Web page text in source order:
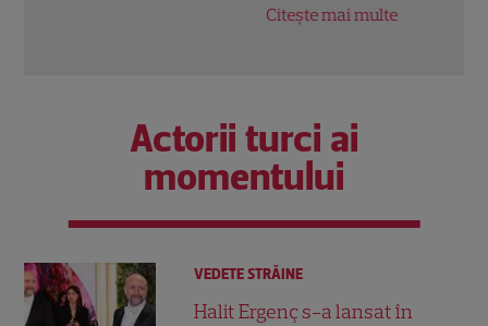
Actorii turci ai
momentului
VEDETE STRĂINE
Halit Ergenç s-a lansat în